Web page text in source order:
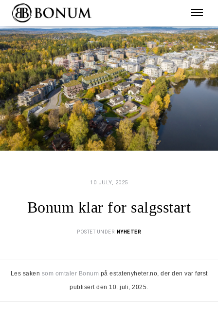
10 JULY, 2025
Bonum klar for salgsstart
POSTET UNDER NYHETER
Les saken som omtaler Bonum på estatenyheter.no, der den var først
publisert den 10. juli, 2025.